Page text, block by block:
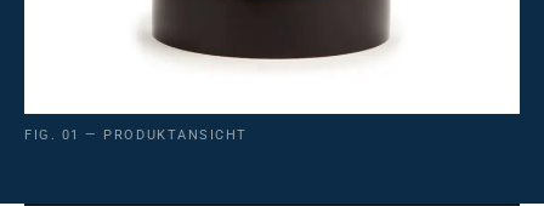
FIG. 01 — PRODUKTANSICHT